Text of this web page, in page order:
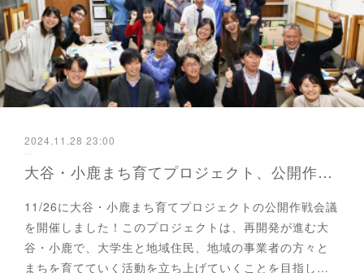
2024.11.28 23:00
大谷・小鹿まち育てプロジェクト、公開作戦会議を開催しました！そして…？！
11/26に大谷・小鹿まち育てプロジェクトの公開作戦会議
を開催しました！このプロジェクトは、再開発が進む大
谷・小鹿で、大学生と地域住民、地域の事業者の方々と
まちを育てていく活動を立ち上げていくことを目指し…